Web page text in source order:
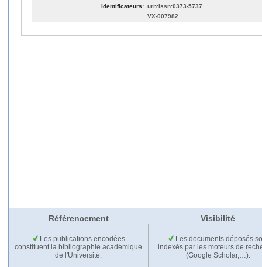
Identificateurs: urn:issn:0373-5737
VX-007982
Référencement Visibilité
Les publications encodées
constituent la bibliographie académique
de l'Université.
Les documents déposés
indexés par les moteurs de
(Google Scholar,…).